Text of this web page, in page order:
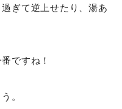
ぎて逆上せたり、湯あ
ですね！
。